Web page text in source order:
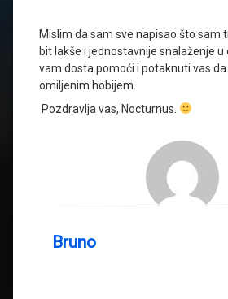
Mislim da sam sve napisao što sam
bit lakše i jednostavnije snalaženje u
vam dosta pomoći i potaknuti vas
omiljenim hobijem.
Pozdravlja vas, Nocturnus.
Bruno